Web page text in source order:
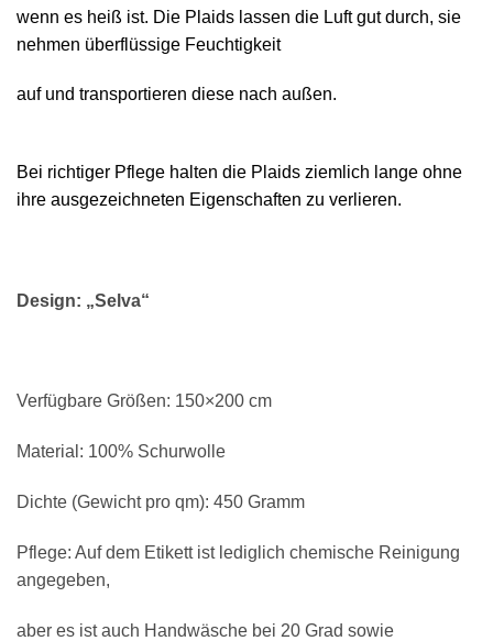
wenn es heiß ist. Die Plaids lassen die Luft gut durch, sie
nehmen überflüssige Feuchtigkeit
auf und transportieren diese nach außen.
Bei richtiger Pflege halten die Plaids ziemlich lange ohne
ihre ausgezeichneten Eigenschaften zu verlieren.
Design: „Selva“
Verfügbare Größen: 150×200 cm
Material: 100% Schurwolle
Dichte (Gewicht pro qm): 450 Gramm
Pflege: Auf dem Etikett ist lediglich chemische Reinigung
angegeben,
aber es ist auch Handwäsche bei 20 Grad sowie